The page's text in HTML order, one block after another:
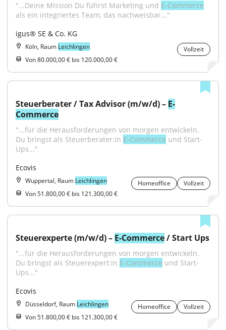
"...Deine Mission Du führst Marketing und E‑Commerce
als ein integriertes Team, das nachweisbar..."
igus® SE & Co. KG
Köln, Raum Leichlingen
Vollzeit
Von 80.000,00 € bis 120.000,00 €
Steuerberater / Tax Advisor (m/w/d) – E-
Commerce
"...für die Herausforderungen von morgen entwickeln.
Du bringst als Steuerberater:in E-Commerce und Start-
Ups..."
Ecovis
Wuppertal, Raum Leichlingen Homeoffice
Vollzeit
Von 51.800,00 € bis 121.300,00 €
Steuerexperte (m/w/d) – E-Commerce / Start Ups
"...für die Herausforderungen von morgen entwickeln.
Du bringst als Steuerexpert:in E-Commerce und Start-
Ups..."
Ecovis
Düsseldorf, Raum Leichlingen Homeoffice
Vollzeit
Von 51.800,00 € bis 121.300,00 €